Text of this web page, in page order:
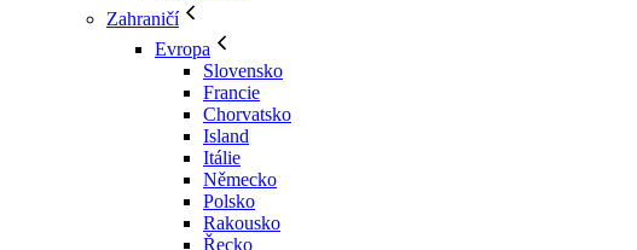
Zahraničí
Evropa
Slovensko
Francie
Chorvatsko
Island
Itálie
Německo
Polsko
Rakousko
Řecko